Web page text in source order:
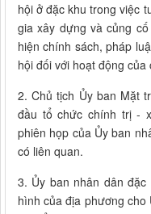
hội ở đặc khu trong việc
gia xây dựng và củng
hiện chính sách, pháp
hội đối với hoạt động
2. Chủ tịch Ủy ban Mặt
đầu tổ chức chính trị -
phiên họp của Ủy ban
có liên quan.
3. Ủy ban nhân dân
hình của địa phương